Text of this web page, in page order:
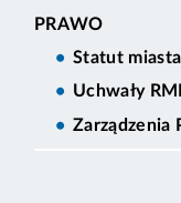
PRAWO
Statut miasta
Uchwały
Zarządzenia